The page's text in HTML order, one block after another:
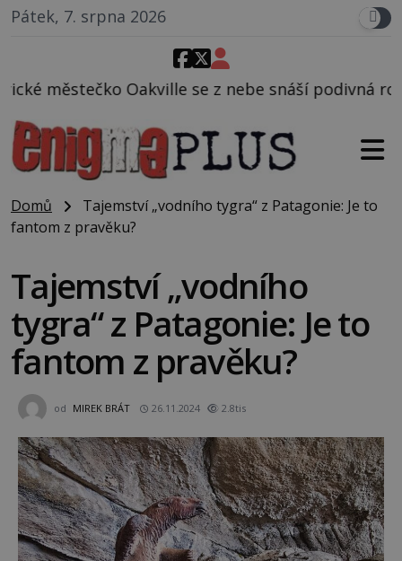
Pátek, 7. srpna 2026
z nebe snáší podivná rosolovitá látka
Domů
Tajemství „vodního tygra“ z Patagonie: Je to
fantom z pravěku?
Tajemství „vodního
tygra“ z Patagonie: Je to
fantom z pravěku?
od MIREK BRÁT 26.11.2024 2.8tis